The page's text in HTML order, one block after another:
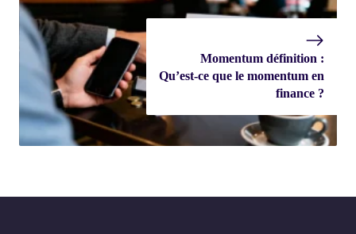
Momentum définition :
Qu’est-ce que le momentum en
finance ?